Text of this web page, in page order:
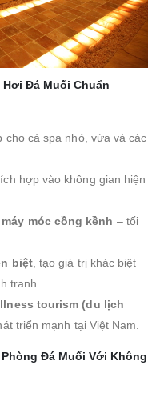
Đá Muối Chuẩn
cho cả spa nhỏ, vừa và các
tích hợp vào không gian hiện
móc cồng kềnh – tối
biệt, tạo giá trị khác biệt
tranh.
tourism (du lịch
triển mạnh tại Việt Nam.
Đá Muối Với Không